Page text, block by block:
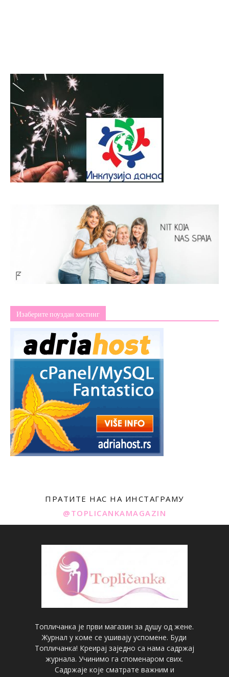
Изаберите поуздан хостинг
ПРАТИТЕ НАС НА ИНСТАГРАМУ
@TOPLICANKAMAGAZIN
Топличанка је први магазин за душу од жене.
Журнал у коме се ушивају успомене. Буди
Топличанка! Креирај заједно са нама садржај
журнала. Учинимо га споменаром свих.
Садржаје које сматрате важним и